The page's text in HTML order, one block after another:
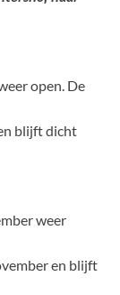
open. De
blijft dicht
weer
en blijft